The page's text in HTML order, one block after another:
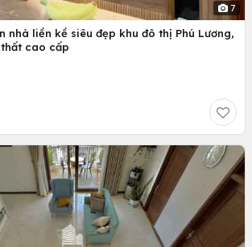
7
nhà liền kề siêu đẹp khu đô thị Phú Lương,
cao cấp